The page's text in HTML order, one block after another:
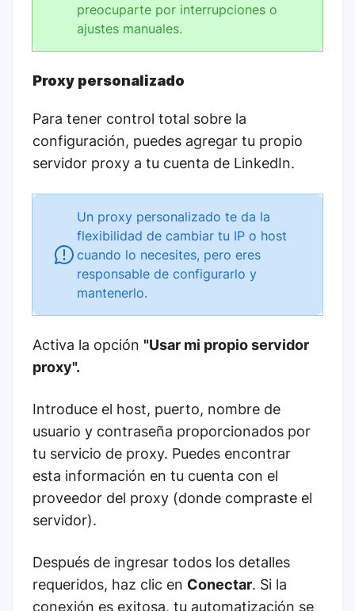
preocuparte por interrupciones o
ajustes manuales.
Proxy personalizado
Para tener control total sobre la
configuración, puedes agregar tu propio
servidor proxy a tu cuenta de LinkedIn.
Un proxy personalizado te da la
flexibilidad de cambiar tu IP o host
cuando lo necesites, pero eres
responsable de configurarlo y
mantenerlo.
Activa la opción "Usar mi propio servidor
proxy".
Introduce el host, puerto, nombre de
usuario y contraseña proporcionados por
tu servicio de proxy. Puedes encontrar
esta información en tu cuenta con el
proveedor del proxy (donde compraste el
servidor).
Después de ingresar todos los detalles
requeridos, haz clic en Conectar. Si la
conexión es exitosa, tu automatización se